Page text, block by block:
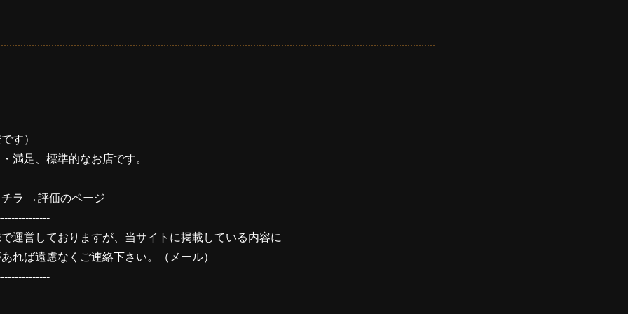
す）
満足、標準的なお店です。
ラ →評価のページ
運営しておりますが、当サイトに掲載している内容に
れば遠慮なくご連絡下さい。（ メール）